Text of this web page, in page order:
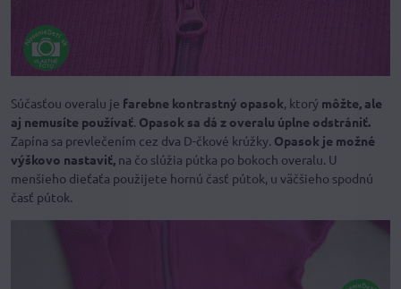
Súčasťou overalu je farebne kontrastný opasok, ktorý môžte, ale
aj nemusíte používať. Opasok sa dá z overalu úplne odstrániť.
Zapína sa prevlečením cez dva D-čkové krúžky. Opasok je možné
výškovo nastaviť, na čo slúžia pútka po bokoch overalu. U
menšieho dieťaťa použijete hornú časť pútok, u väčšieho spodnú
časť pútok.